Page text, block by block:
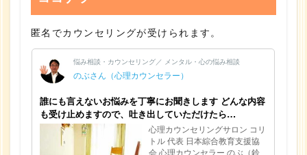
匿名でカウンセリングが受けられます。